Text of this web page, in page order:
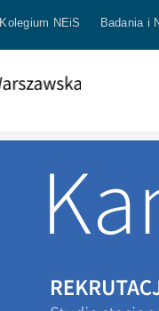
Kolegium NEiS Badania i